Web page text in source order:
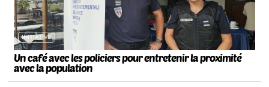
INITIATIVE
Un café avec les policiers pour entretenir la proximité
avec la population